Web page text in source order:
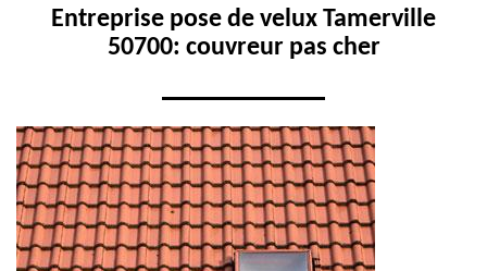
Entreprise pose de velux Tamerville
50700: couvreur pas cher